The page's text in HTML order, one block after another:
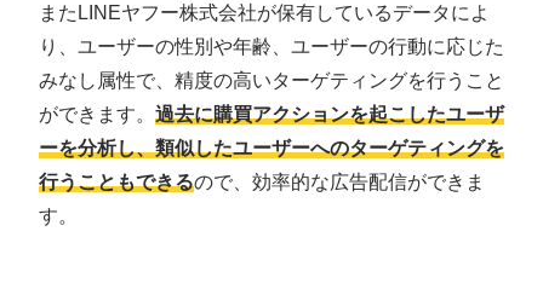
またLINEヤフー株式会社が保有しているデータによ
り、ユーザーの性別や年齢、ユーザーの行動に応じた
みなし属性で、精度の高いターゲティングを行うこと
ができます。 過去に購買アクションを起こしたユーザ
ーを分析し、類似したユーザーへのターゲティングを
行うこともできるので、効率的な広告配信ができま
す。